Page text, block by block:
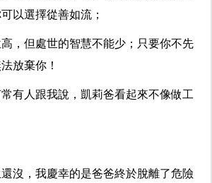
以選擇從善如流；
，但處世的智慧不能少；只要你不先
放棄你！
有人跟我說，凱莉爸看起來不像做工
沒，我慶幸的是爸爸終於脫離了危險